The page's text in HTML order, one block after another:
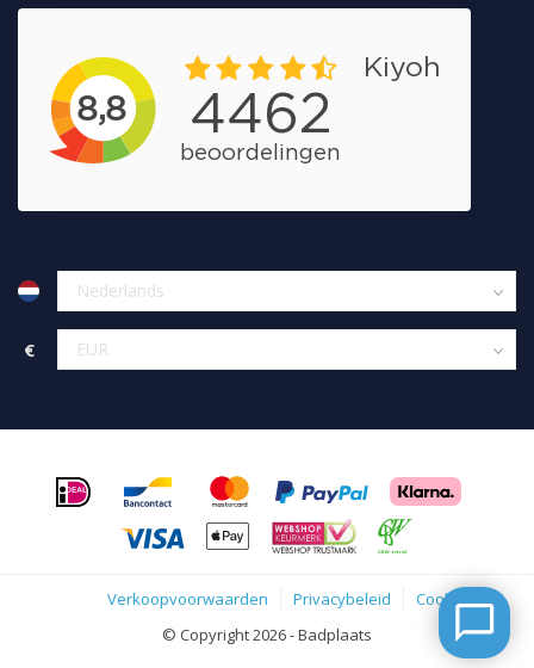
€
Verkoopvoorwaarden Privacybeleid
Cookies
© Copyright 2026 - Badplaats